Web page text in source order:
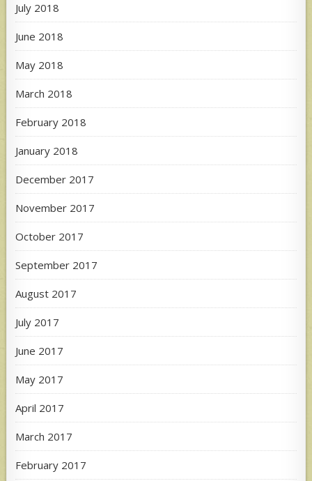
July 2018
June 2018
May 2018
March 2018
February 2018
January 2018
December 2017
November 2017
October 2017
September 2017
August 2017
July 2017
June 2017
May 2017
April 2017
March 2017
February 2017